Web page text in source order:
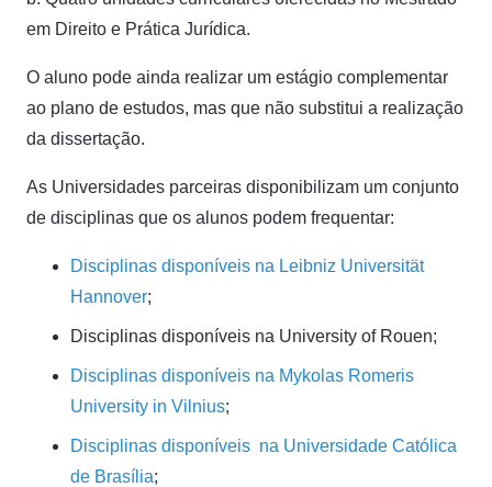
em Direito e Prática Jurídica.
O aluno pode ainda realizar um estágio complementar
ao plano de estudos, mas que não substitui a realização
da dissertação.
As Universidades parceiras disponibilizam um conjunto
de disciplinas que os alunos podem frequentar:
Disciplinas disponíveis na Leibniz Universität
Hannover;
Disciplinas disponíveis na University of Rouen;
Disciplinas disponíveis na Mykolas Romeris
University in Vilnius;
Disciplinas disponíveis na Universidade Católica
de Brasília;